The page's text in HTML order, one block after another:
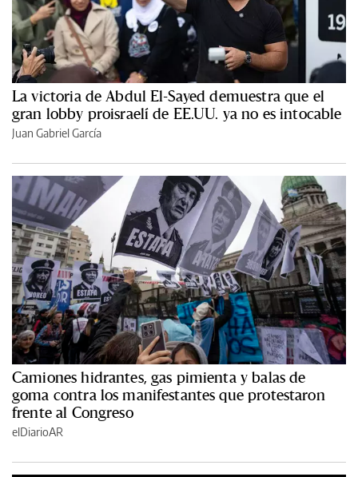
La victoria de Abdul El-Sayed demuestra que el
gran lobby proisraelí de EE.UU. ya no es intocable
Juan Gabriel García
Camiones hidrantes, gas pimienta y balas de
goma contra los manifestantes que protestaron
frente al Congreso
elDiarioAR